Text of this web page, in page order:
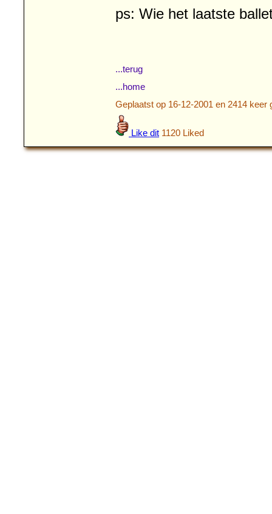
...terug
...home
Geplaatst op 16-12-2001 en 2414 keer
Like dit 1120 Liked